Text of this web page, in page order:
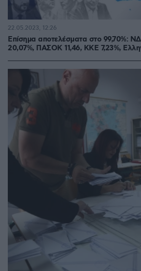
Επίσημα αποτελέσματα στο 99,70%:
20,07%, ΠΑΣΟΚ 11,46, ΚΚΕ 7,23%,
22.05.2023, 12:26